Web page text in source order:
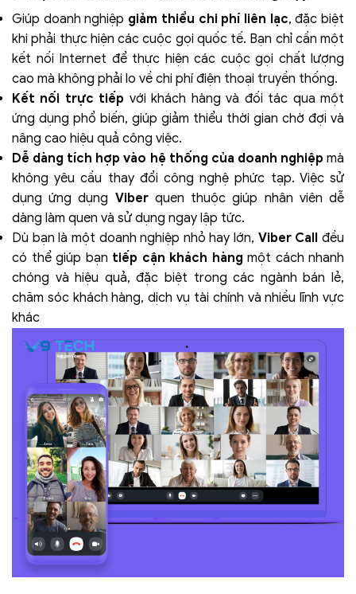
Giúp doanh nghiệp giảm thiểu chi phí liên lạc, đặc biệt
khi phải thực hiện các cuộc gọi quốc tế. Bạn chỉ cần một
kết nối Internet để thực hiện các cuộc gọi chất lượng
cao mà không phải lo về chi phí điện thoại truyền thống.
Kết nối trực tiếp với khách hàng và đối tác qua một
ứng dụng phổ biến, giúp giảm thiểu thời gian chờ đợi và
nâng cao hiệu quả công việc.
Dễ dàng tích hợp vào hệ thống của doanh nghiệp mà
không yêu cầu thay đổi công nghệ phức tạp. Việc sử
dụng ứng dụng Viberquen thuộc giúp nhân viên dễ
dàng làm quen và sử dụng ngay lập tức.
Dù bạn là một doanh nghiệp nhỏ hay lớn, Viber Call đều
có thể giúp bạn tiếp cận khách hàngmột cách nhanh
chóng và hiệu quả, đặc biệt trong các ngành bán lẻ,
chăm sóc khách hàng, dịch vụ tài chính và nhiều lĩnh vực
khác